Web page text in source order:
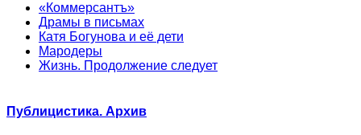
«Коммерсантъ»
Драмы в письмах
Катя Богунова и её дети
Мародеры
Жизнь. Продолжение следует
Публицистика. Архив